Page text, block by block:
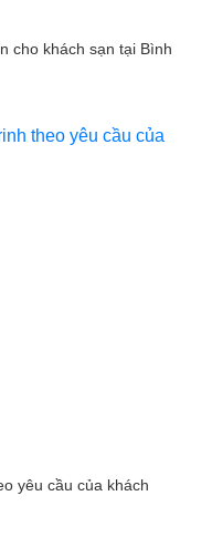
cho khách sạn tại Bình
yêu cầu của khách